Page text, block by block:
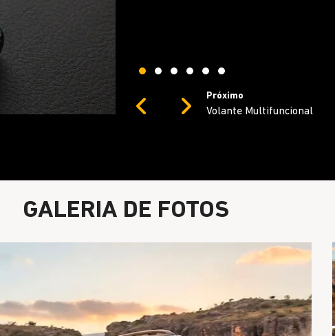
Próximo
Novo console central com
PreviousNext
GALERIA DE FOTOS